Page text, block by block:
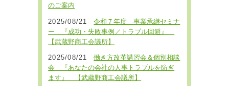
のご案内
2025/08/21
令和７年度 事業承継セミナ
ー 『成功・失敗事例／トラブル回避』
【武蔵野商工会議所】
2025/08/21
働き方改革講習会＆個別相談
会 『あなたの会社の人事トラブルを防ぎ
ます』 【武蔵野商工会議所】